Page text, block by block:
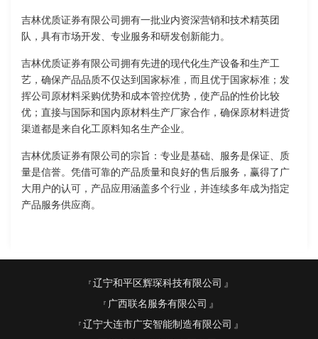
吉林优质证券有限公司拥有一批业内资深营销和技术精英团
队，具有市场开发、专业服务和研发创新能力。
吉林优质证券有限公司拥有先进的现代化生产设备和生产工
艺，确保产品品质不仅达到国家标准，而且优于国家标准；发
挥公司原材料采购优势和成本管控优势，使产品的性价比较
优；直接与国际和国内原材料生产厂家合作，确保原材料进货
渠道都是来自化工原料知名生产企业。
吉林优质证券有限公司的宗旨：专业是基础、服务是保证、质
量是信誉。凭借可靠的产品质量和良好的售后服务，赢得了广
大用户的认可，产品应用涵盖多个行业，并连续多年成为指定
产品服务供应商。
辽宁和平区辉琛科技有限公司
广西联名服务有限公司
辽宁大连市广安智能制造有限公司